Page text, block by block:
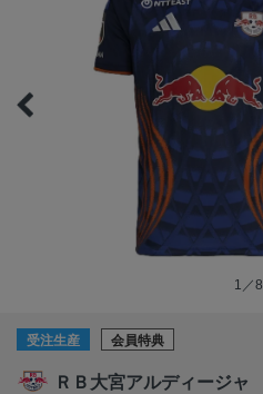
1／8
受注生産 会員特典
ＲＢ大宮アルディージャ